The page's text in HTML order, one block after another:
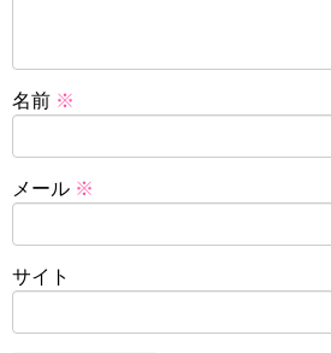
名前 ※
メール ※
サイト